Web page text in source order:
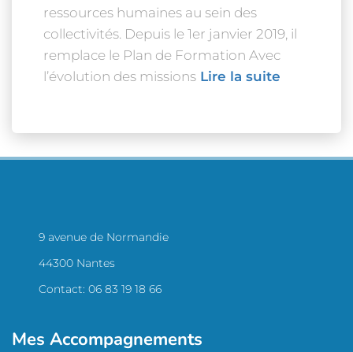
ressources humaines au sein des
collectivités. Depuis le 1er janvier 2019, il
remplace le Plan de Formation Avec
l’évolution des missions Lire la suite
9 avenue de Normandie
44300 Nantes
Contact: 06 83 19 18 66
Mes Accompagnements